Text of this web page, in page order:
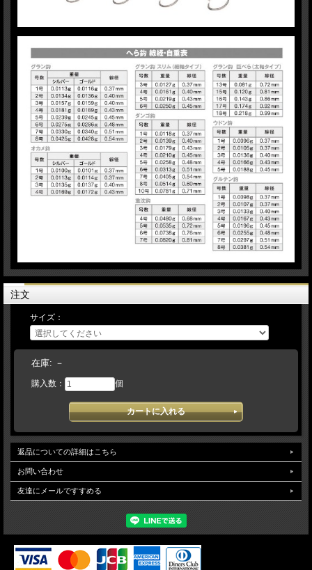
注文
サイズ：
在庫: －
購入数： 個
返品についての詳細はこちら
お問い合わせ
友達にメールですすめる